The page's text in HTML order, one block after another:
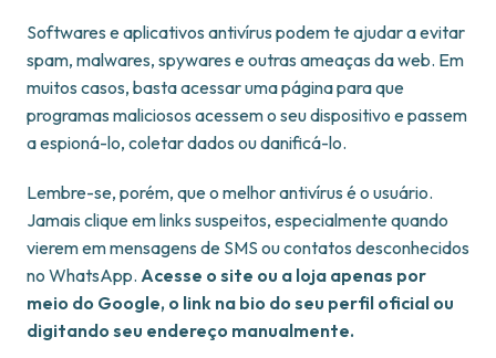
Softwares e aplicativos antivírus podem te ajudar a evitar
spam, malwares, spywares e outras ameaças da web. Em
muitos casos, basta acessar uma página para que
programas maliciosos acessem o seu dispositivo e passem
a espioná-lo, coletar dados ou danificá-lo.
Lembre-se, porém, que o melhor antivírus é o usuário.
Jamais clique em links suspeitos, especialmente quando
vierem em mensagens de SMS ou contatos desconhecidos
no WhatsApp. Acesse o site ou a loja apenas por
meio do Google, o link na bio do seu perfil oficial ou
digitando seu endereço manualmente.